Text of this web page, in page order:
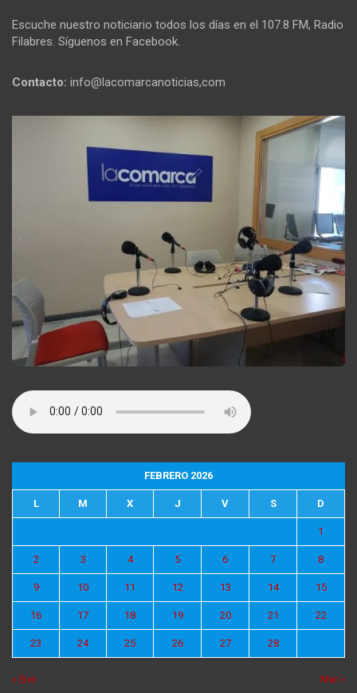
Escuche nuestro noticiario todos los días en el 107.8 FM, Radio
Filabres. Síguenos en Facebook.
Contacto: info@lacomarcanoticias,com
FEBRERO 2026
L M X J V S D
1
2 3 4 5 6 7 8
9 10 11 12 13 14 15
16 17 18 19 20 21 22
23 24 25 26 27 28
« Ene Mar »